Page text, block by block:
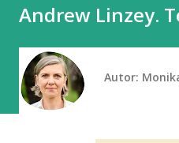
Andrew Linzey.
Autor: